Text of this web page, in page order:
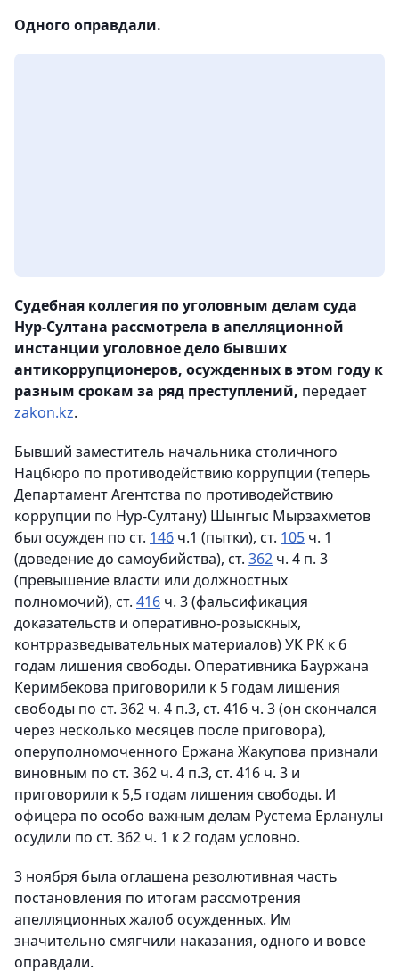
Одного оправдали.
Судебная коллегия по уголовным делам суда
Нур-Султана рассмотрела в апелляционной
инстанции уголовное дело бывших
антикоррупционеров, осужденных в этом году к
разным срокам за ряд преступлений, передает
zakon.kz.
Бывший заместитель начальника столичного
Нацбюро по противодействию коррупции (теперь
Департамент Агентства по противодействию
коррупции по Нур-Султану) Шынгыс Мырзахметов
был осужден по ст. 146 ч.1 (пытки), ст. 105 ч. 1
(доведение до самоубийства), ст. 362 ч. 4 п. 3
(превышение власти или должностных
полномочий), ст. 416 ч. 3 (фальсификация
доказательств и оперативно-розыскных,
контрразведывательных материалов) УК РК к 6
годам лишения свободы. Оперативника Бауржана
Керимбекова приговорили к 5 годам лишения
свободы по ст. 362 ч. 4 п.3, ст. 416 ч. 3 (он скончался
через несколько месяцев после приговора),
оперуполномоченного Ержана Жакупова признали
виновным по ст. 362 ч. 4 п.3, ст. 416 ч. 3 и
приговорили к 5,5 годам лишения свободы. И
офицера по особо важным делам Рустема Ерланулы
осудили по ст. 362 ч. 1 к 2 годам условно.
3 ноября была оглашена резолютивная часть
постановления по итогам рассмотрения
апелляционных жалоб осужденных. Им
значительно смягчили наказания, одного и вовсе
оправдали.